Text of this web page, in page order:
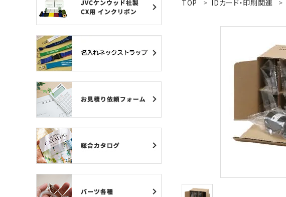
ACCOUNT MENU
ようこそ ゲスト 様
ログイン
ネックストラップ
カードケース
バッジリール
管理・名札グッズ
牛革・合皮
TOP IDカード・印刷関連